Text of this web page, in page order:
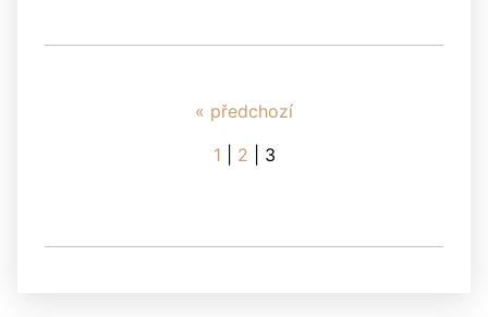
« předchozí
1
2 3